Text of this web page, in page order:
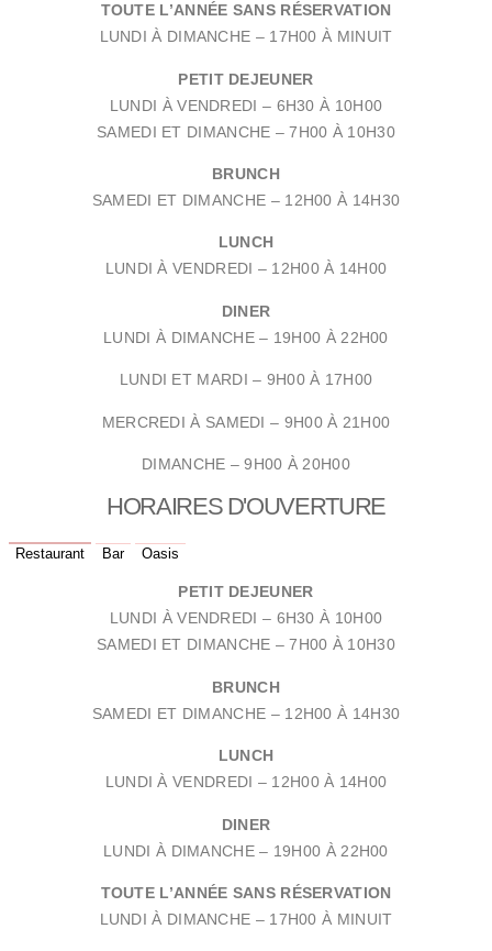
TOUTE L’ANNÉE SANS RÉSERVATION
LUNDI À DIMANCHE – 17H00 À MINUIT
PETIT DEJEUNER
LUNDI À VENDREDI – 6H30 À 10H00
SAMEDI ET DIMANCHE –7H00 À 10H30
BRUNCH
SAMEDI ET DIMANCHE – 12H00 À 14H30
LUNCH
LUNDI À VENDREDI – 12H00 À 14H00
DINER
LUNDI À DIMANCHE – 19H00 À 22H00
LUNDI ET MARDI – 9H00 À 17H00
MERCREDI À SAMEDI – 9H00 À 21H00
DIMANCHE – 9H00 À 20H00
HORAIRES D'OUVERTURE
Restaurant Bar Oasis
PETIT DEJEUNER
LUNDI À VENDREDI – 6H30 À 10H00
SAMEDI ET DIMANCHE –7H00 À 10H30
BRUNCH
SAMEDI ET DIMANCHE – 12H00 À 14H30
LUNCH
LUNDI À VENDREDI – 12H00 À 14H00
DINER
LUNDI À DIMANCHE – 19H00 À 22H00
TOUTE L’ANNÉE SANS RÉSERVATION
LUNDI À DIMANCHE – 17H00 À MINUIT